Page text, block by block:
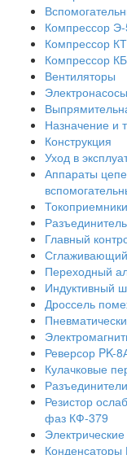
Компрессор
Компрессор
Компрессор
Вентиляторы
Назначение и
Конструкция
Уход в
Аппараты
Главный
Переходный
Индуктивный
Дроссель
Реверсор PK-
Кулачковые
Резистор
фаз КФ-379